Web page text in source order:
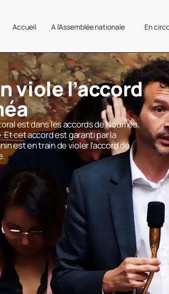
Accueil A l’Assemblée nationale En
viole l’accord
est dans les accords de Nouméa,
cet accord est garanti par la
est en train de violer l’accord de